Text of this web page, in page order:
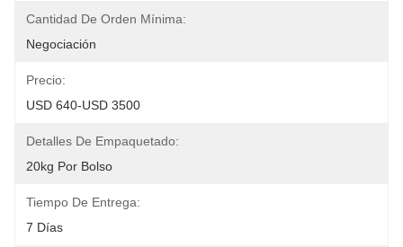
Cantidad De Orden Mínima:
Negociación
Precio:
USD 640-USD 3500
Detalles De Empaquetado:
20kg Por Bolso
Tiempo De Entrega:
7 Días